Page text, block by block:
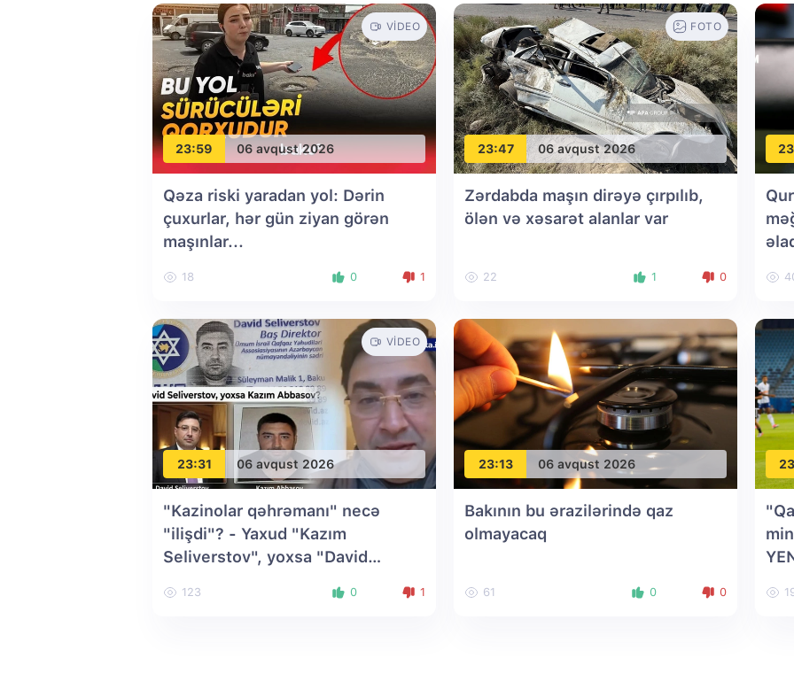
23:59 06 avqust 2026
VIDEO
Qəza riski yaradan yol: Dərin
çuxurlar, hər gün ziyan görən
maşınlar...
18 0 1
23:47 06 avqust 2026
FOTO
Zərdabda maşın dirəyə çırpılıb,
ölən və xəsarət alanlar var
22 1 0
23:31 06 avqust 2026
VIDEO
"Kazinolar qəhrəmanı" necə
"ilişdi"? - Yaxud "Kazım
Seliverstov", yoxsa "David
123 0 1
23:13 06 avqust 2026
Bakının bu ərazilərində qaz
olmayacaq
61 0 0